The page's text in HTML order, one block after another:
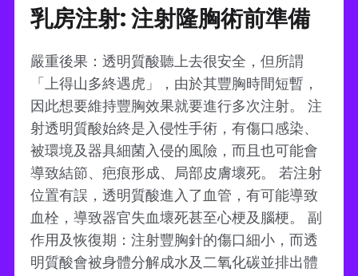
乳房注射: 注射隆胸術前準備
嚴重後果：透明質酸聽上去很安全，但所謂
「上得山多終遇虎」，由於其豐胸時間短暫，
因此想要維持豐胸效果就要進行多次注射。 注
射透明質酸始終是入侵性手術，有傷口感染、
被環境及器具細菌入侵的風險，而且也可能會
導致結節、疤痕形成、局部皮膚壞死。 若注射
位置有誤，透明質酸進入了血管，有可能導致
血栓，導致器官失血壞死甚至心梗及腦梗。 副
作用及恢復期：注射豐胸針的傷口細小，而透
明質酸會被身體分解成水及二氧化碳並排出體